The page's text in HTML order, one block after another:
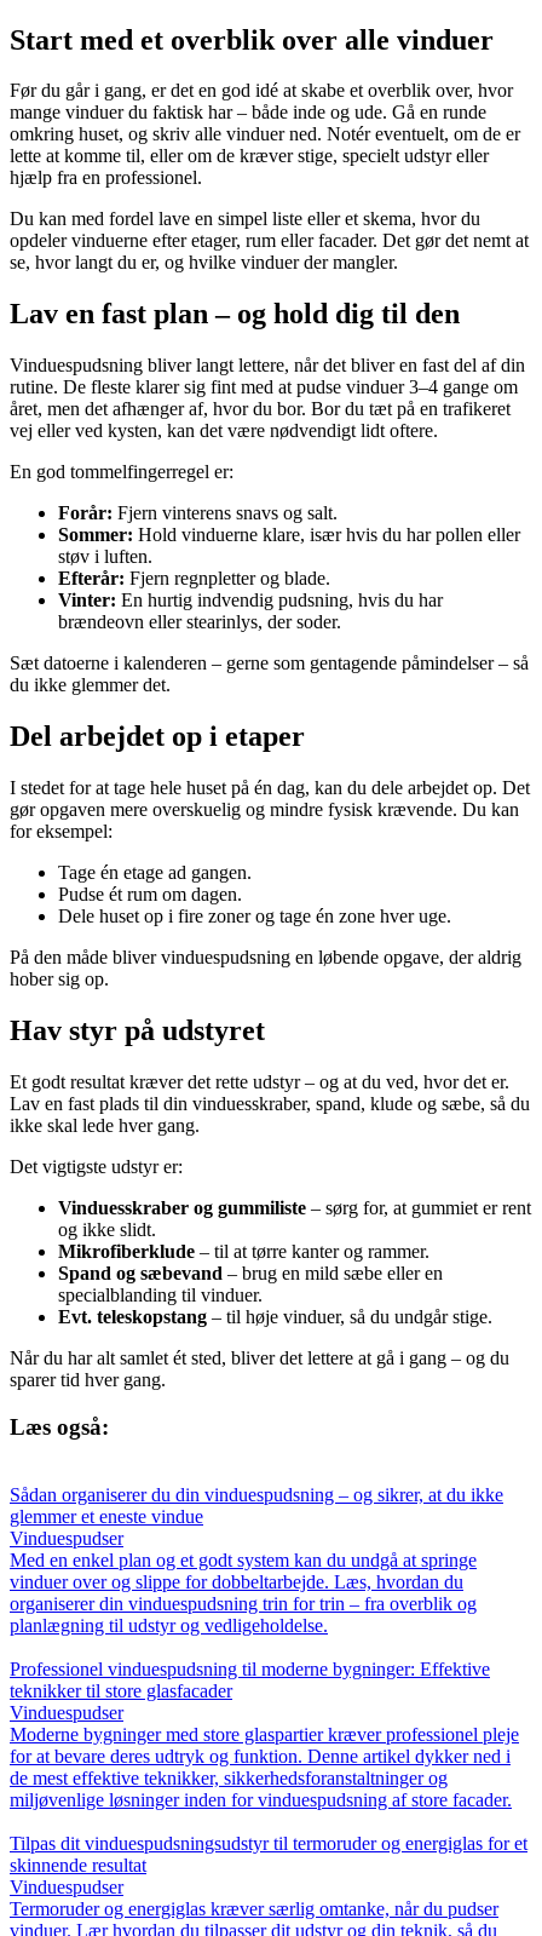
Start med et overblik over alle vinduer
Før du går i gang, er det en god idé at skabe et overblik over, hvor
mange vinduer du faktisk har – både inde og ude. Gå en runde
omkring huset, og skriv alle vinduer ned. Notér eventuelt, om de er
lette at komme til, eller om de kræver stige, specielt udstyr eller
hjælp fra en professionel.
Du kan med fordel lave en simpel liste eller et skema, hvor du
opdeler vinduerne efter etager, rum eller facader. Det gør det nemt at
se, hvor langt du er, og hvilke vinduer der mangler.
Lav en fast plan – og hold dig til den
Vinduespudsning bliver langt lettere, når det bliver en fast del af din
rutine. De fleste klarer sig fint med at pudse vinduer 3–4 gange om
året, men det afhænger af, hvor du bor. Bor du tæt på en trafikeret
vej eller ved kysten, kan det være nødvendigt lidt oftere.
En god tommelfingerregel er:
Forår: Fjern vinterens snavs og salt.
Sommer: Hold vinduerne klare, især hvis du har pollen eller
støv i luften.
Efterår: Fjern regnpletter og blade.
Vinter: En hurtig indvendig pudsning, hvis du har
brændeovn eller stearinlys, der soder.
Sæt datoerne i kalenderen – gerne som gentagende påmindelser – så
du ikke glemmer det.
Del arbejdet op i etaper
I stedet for at tage hele huset på én dag, kan du dele arbejdet op. Det
gør opgaven mere overskuelig og mindre fysisk krævende. Du kan
for eksempel:
Tage én etage ad gangen.
Pudse ét rum om dagen.
Dele huset op i fire zoner og tage én zone hver uge.
På den måde bliver vinduespudsning en løbende opgave, der aldrig
hober sig op.
Hav styr på udstyret
Et godt resultat kræver det rette udstyr – og at du ved, hvor det er.
Lav en fast plads til din vinduesskraber, spand, klude og sæbe, så du
ikke skal lede hver gang.
Det vigtigste udstyr er:
Vinduesskraber og gummiliste – sørg for, at gummiet er rent
og ikke slidt.
Mikrofiberklude – til at tørre kanter og rammer.
Spand og sæbevand – brug en mild sæbe eller en
specialblanding til vinduer.
Evt. teleskopstang – til høje vinduer, så du undgår stige.
Når du har alt samlet ét sted, bliver det lettere at gå i gang – og du
sparer tid hver gang.
Læs også:
Sådan organiserer du din vinduespudsning – og sikrer, at du ikke
glemmer et eneste vindue
Vinduespudser
Med en enkel plan og et godt system kan du undgå at springe
vinduer over og slippe for dobbeltarbejde. Læs, hvordan du
organiserer din vinduespudsning trin for trin – fra overblik og
planlægning til udstyr og vedligeholdelse.
Professionel vinduespudsning til moderne bygninger: Effektive
teknikker til store glasfacader
Vinduespudser
Moderne bygninger med store glaspartier kræver professionel pleje
for at bevare deres udtryk og funktion. Denne artikel dykker ned i
de mest effektive teknikker, sikkerhedsforanstaltninger og
miljøvenlige løsninger inden for vinduespudsning af store facader.
Tilpas dit vinduespudsningsudstyr til termoruder og energiglas for et
skinnende resultat
Vinduespudser
Termoruder og energiglas kræver særlig omtanke, når du pudser
vinduer. Lær hvordan du tilpasser dit udstyr og din teknik, så du